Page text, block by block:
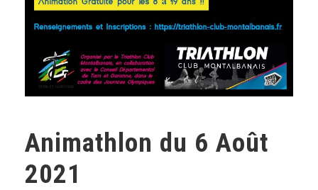
Animathlon du 6 Août
2021